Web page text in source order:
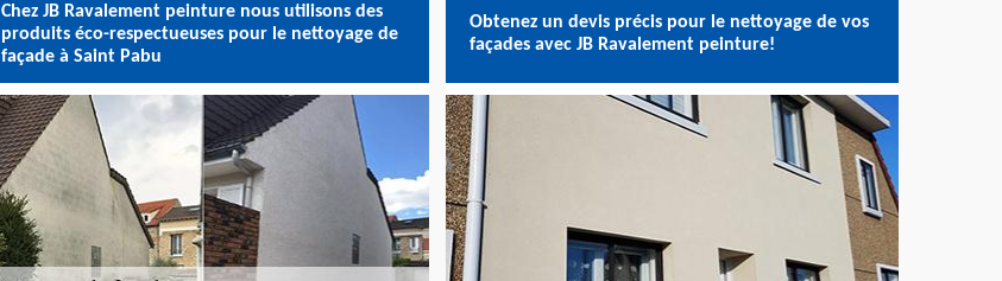
Chez JB Ravalement peinture nous utilisons des
produits éco-respectueuses pour le nettoyage de
façade à Saint Pabu
Obtenez un devis précis pour le nettoyage de vos
façades avec JB Ravalement peinture!